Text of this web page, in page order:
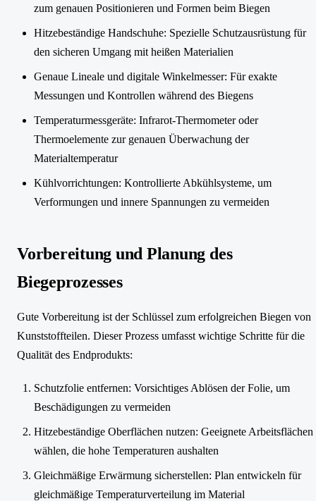
zum genauen Positionieren und Formen beim Biegen
Hitzebeständige Handschuhe: Spezielle Schutzausrüstung für
den sicheren Umgang mit heißen Materialien
Genaue Lineale und digitale Winkelmesser: Für exakte
Messungen und Kontrollen während des Biegens
Temperaturmessgeräte: Infrarot-Thermometer oder
Thermoelemente zur genauen Überwachung der
Materialtemperatur
Kühlvorrichtungen: Kontrollierte Abkühlsysteme, um
Verformungen und innere Spannungen zu vermeiden
Vorbereitung und Planung des
Biegeprozesses
Gute Vorbereitung ist der Schlüssel zum erfolgreichen Biegen von
Kunststoffteilen. Dieser Prozess umfasst wichtige Schritte für die
Qualität des Endprodukts:
Schutzfolie entfernen: Vorsichtiges Ablösen der Folie, um
Beschädigungen zu vermeiden
Hitzebeständige Oberflächen nutzen: Geeignete Arbeitsflächen
wählen, die hohe Temperaturen aushalten
Gleichmäßige Erwärmung sicherstellen: Plan entwickeln für
gleichmäßige Temperaturverteilung im Material